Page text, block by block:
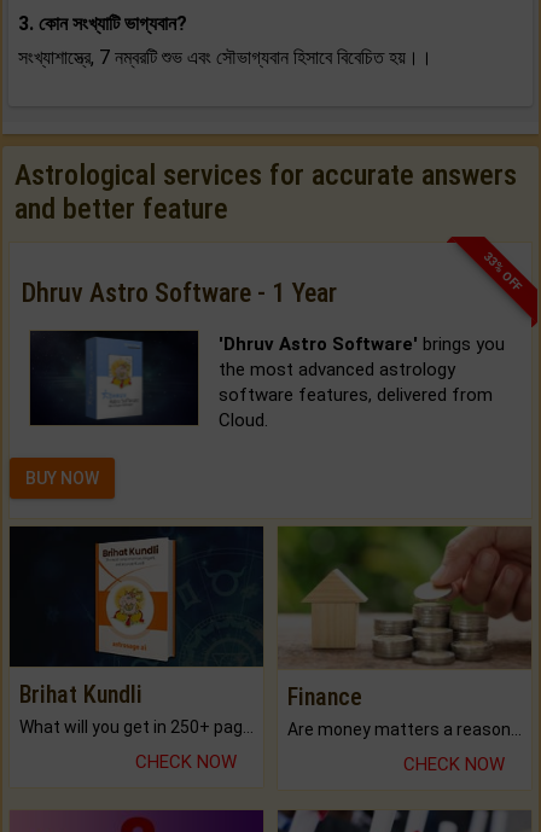
3. কোন সংখ্যাটি ভাগ্যবান?
সংখ্যাশাস্ত্রে, 7 নম্বরটি শুভ এবং সৌভাগ্যবান হিসাবে বিবেচিত হয়।।
Astrological services for accurate answers
and better feature
33% OFF
Dhruv Astro Software - 1 Year
'Dhruv Astro Software' brings you
the most advanced astrology
software features, delivered from
Cloud.
BUY NOW
Brihat Kundli
CHECK NOW
Finance
CHECK NOW